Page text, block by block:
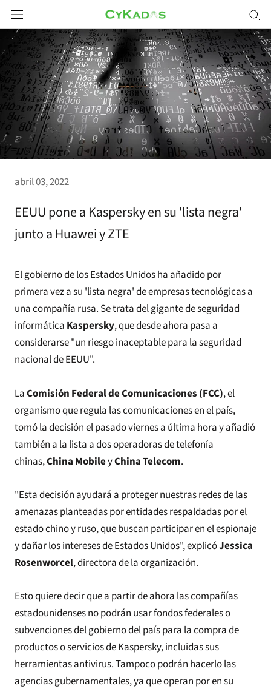
Saltar
a
contenido
abril 03, 2022
EEUU pone a Kaspersky en su 'lista negra'
junto a Huawei y ZTE
El gobierno de los Estados Unidos ha añadido por
primera vez a su 'lista negra' de empresas tecnológicas a
una compañía rusa. Se trata del gigante de seguridad
informática Kaspersky, que desde ahora pasa a
considerarse "un riesgo inaceptable para la seguridad
nacional de EEUU".
LaComisión Federal de Comunicaciones (FCC), el
organismo que regula las comunicaciones en el país,
tomó la decisión el pasado viernes a última hora y añadió
también a la lista a dos operadoras de telefonía
chinas,China MobileyChina Telecom.
"Esta decisión ayudará a proteger nuestras redes de las
amenazas planteadas por entidades respaldadas por el
estado chino y ruso, que buscan participar en el espionaje
y dañar los intereses de Estados Unidos", explicóJessica
Rosenworcel, directora de la organización.
Esto quiere decir que a partir de ahora las compañías
estadounidenses no podrán usar fondos federales o
subvenciones del gobierno del país para la compra de
productos o servicios de Kaspersky, incluidas sus
herramientas antivirus. Tampoco podrán hacerlo las
agencias gubernamentales, ya que operan por en su